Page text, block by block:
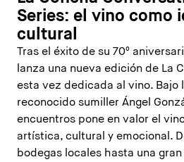
Series: el vino como
cultural
Tras el éxito de su 70º
lanza una nueva edición de La
esta vez dedicada al vino. Bajo
reconocido sumiller Ángel
encuentros pone en valor el
artística, cultural y emocional.
bodegas locales hasta una